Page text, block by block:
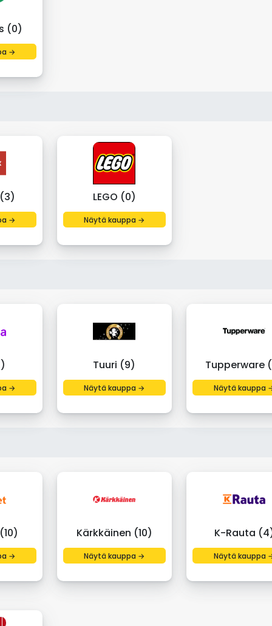
(0)
→
→
LEGO (0)
Näytä kauppa →
→
Tuuri (9)
Näytä kauppa →
Tupperware
Näytä kauppa
→
Kärkkäinen (10)
Näytä kauppa →
K-Rauta
Näytä kauppa